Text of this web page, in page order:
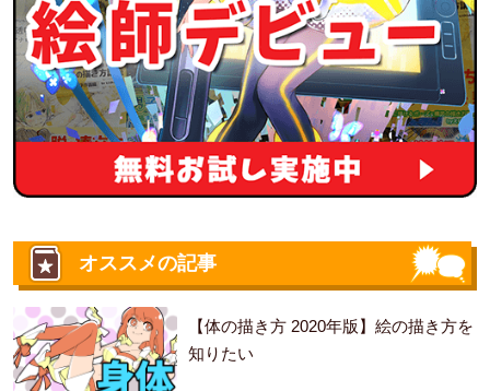
オススメの記事
【体の描き方 2020年版】絵の描き方を
知りたい